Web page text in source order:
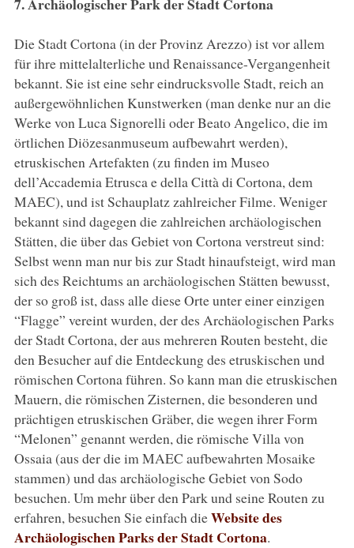
Die Stadt Cortona (in der Provinz Arezzo) ist vor allem
für ihre mittelalterliche und Renaissance-Vergangenheit
bekannt. Sie ist eine sehr eindrucksvolle Stadt, reich an
außergewöhnlichen Kunstwerken (man denke nur an die
Werke von Luca Signorelli oder Beato Angelico, die im
örtlichen Diözesanmuseum aufbewahrt werden),
etruskischen Artefakten (zu finden im Museo
dell’Accademia Etrusca e della Città di Cortona, dem
MAEC), und ist Schauplatz zahlreicher Filme. Weniger
bekannt sind dagegen die zahlreichen archäologischen
Stätten, die über das Gebiet von Cortona verstreut sind:
Selbst wenn man nur bis zur Stadt hinaufsteigt, wird man
sich des Reichtums an archäologischen Stätten bewusst,
der so groß ist, dass alle diese Orte unter einer einzigen
“Flagge” vereint wurden, der des Archäologischen Parks
der Stadt Cortona, der aus mehreren Routen besteht, die
den Besucher auf die Entdeckung des etruskischen und
römischen Cortona führen. So kann man die etruskischen
Mauern, die römischen Zisternen, die besonderen und
prächtigen etruskischen Gräber, die wegen ihrer Form
“Melonen” genannt werden, die römische Villa von
Ossaia (aus der die im MAEC aufbewahrten Mosaike
stammen) und das archäologische Gebiet von Sodo
besuchen. Um mehr über den Park und seine Routen zu
erfahren, besuchen Sie einfach dieWebsite des
Archäologischen Parks der Stadt Cortona.